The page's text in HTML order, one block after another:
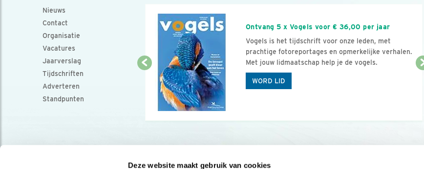
Deze website maakt gebruik van cookies
Nieuws
Contact
Organisatie
Vacatures
Jaarverslag
Tijdschriften
Adverteren
Standpunten
Ontvang 5 x Vogels voor € 36,00 per jaar
Vogels is het tijdschrift voor onze leden, met
prachtige fotoreportages en opmerkelijke verhalen.
Met jouw lidmaatschap help je de vogels.
WORD LID